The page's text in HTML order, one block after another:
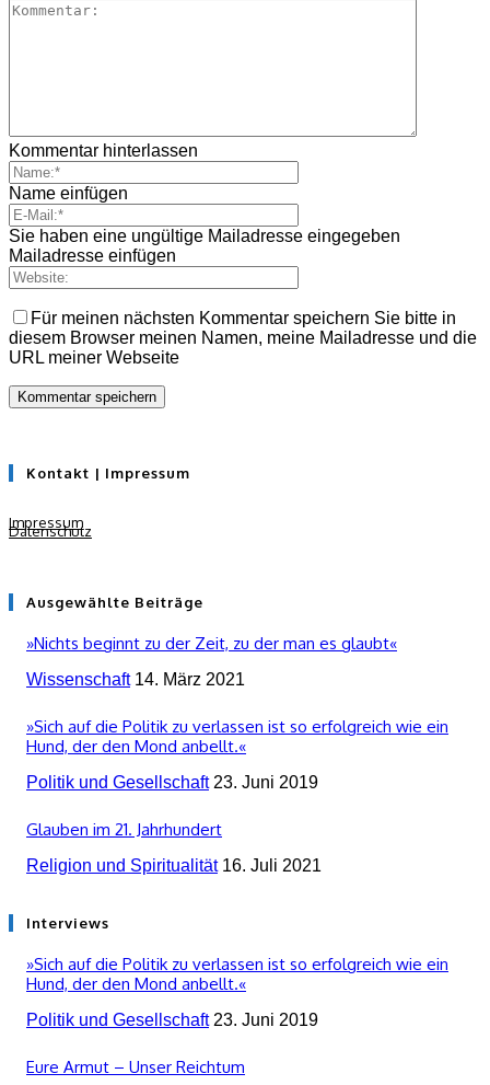
Kommentar hinterlassen
Name einfügen
Sie haben eine ungültige Mailadresse eingegeben
Mailadresse einfügen
Für meinen nächsten Kommentar speichern Sie bitte in
diesem Browser meinen Namen, meine Mailadresse und die
URL meiner Webseite
Kontakt | Impressum
Impressum
Datenschutz
Ausgewählte Beiträge
»Nichts beginnt zu der Zeit, zu der man es glaubt«
Wissenschaft 14. März 2021
»Sich auf die Politik zu verlassen ist so erfolgreich wie ein
Hund, der den Mond anbellt.«
Politik und Gesellschaft 23. Juni 2019
Glauben im 21. Jahrhundert
Religion und Spiritualität 16. Juli 2021
Interviews
»Sich auf die Politik zu verlassen ist so erfolgreich wie ein
Hund, der den Mond anbellt.«
Politik und Gesellschaft 23. Juni 2019
Eure Armut – Unser Reichtum